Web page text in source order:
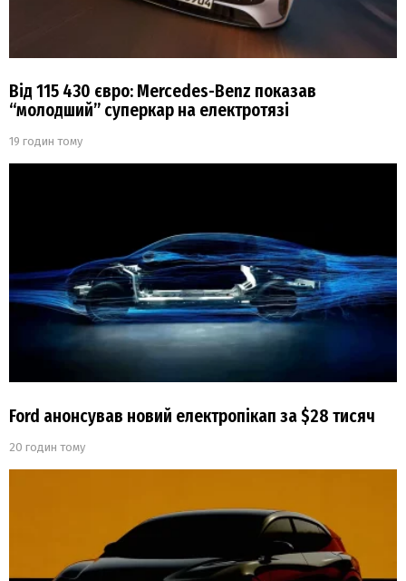
Від 115 430 євро: Mercedes-Benz показав
“молодший” суперкар на електротязі
19 годин тому
Ford анонсував новий електропікап за $28 тисяч
20 годин тому